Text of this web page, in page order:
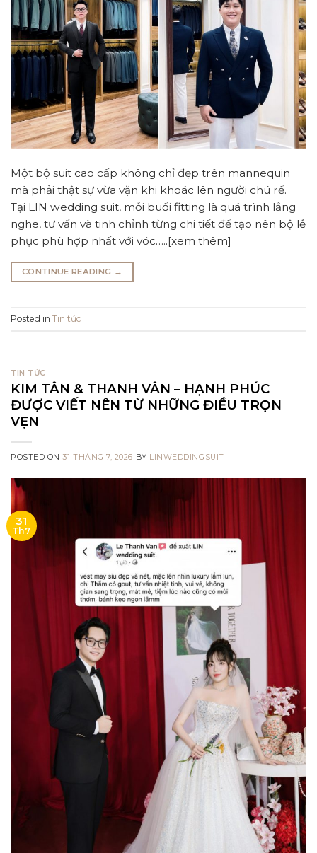
Một bộ suit cao cấp không chỉ đẹp trên mannequin
mà phải thật sự vừa vặn khi khoác lên người chú rể.
Tại LIN wedding suit, mỗi buổi fitting là quá trình lắng
nghe, tư vấn và tinh chỉnh từng chi tiết để tạo nên bộ lễ
phục phù hợp nhất với vóc…..[xem thêm]
CONTINUE READING →
Posted in Tin tức
TIN TỨC
KIM TÂN & THANH VÂN – HẠNH PHÚC
ĐƯỢC VIẾT NÊN TỪ NHỮNG ĐIỀU TRỌN
VẸN
POSTED ON31 THÁNG 7, 2026 BY LINWEDDINGSUIT
31
Th7